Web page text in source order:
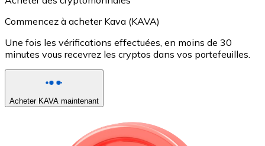
Commencez à acheter Kava (KAVA)
Une fois les vérifications effectuées, en moins de 30
minutes vous recevrez les cryptos dans vos portefeuilles.
Acheter KAVA maintenant